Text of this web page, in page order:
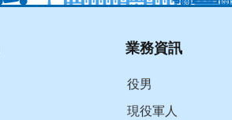
業務資訊
役男
現役軍人